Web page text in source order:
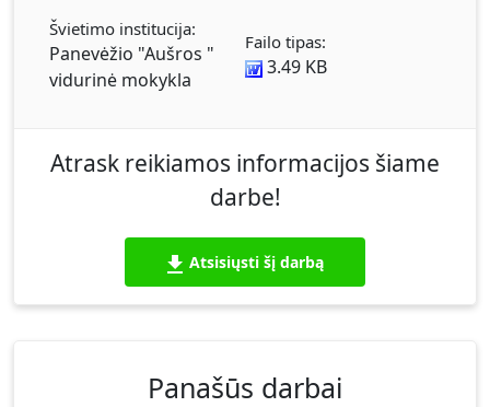
Švietimo institucija:
Panevėžio "Aušros "
vidurinė mokykla
Failo tipas:
3.49 KB
Atrask reikiamos informacijos šiame
darbe!
Atsisiųsti šį darbą
Panašūs darbai